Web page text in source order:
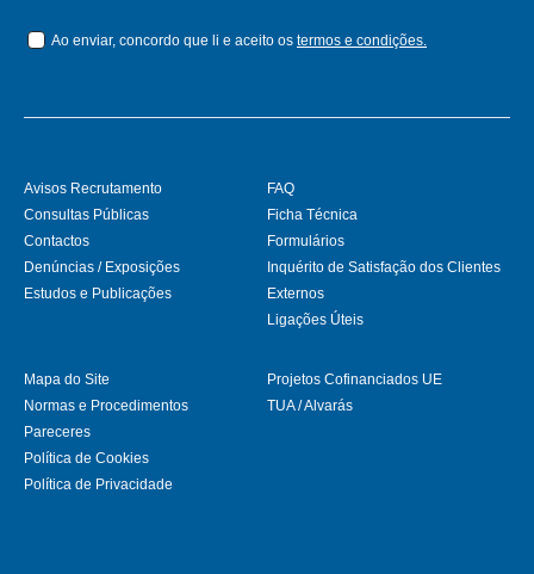
Ao enviar, concordo que li e aceito os termos e condições.
Avisos Recrutamento
Consultas Públicas
Contactos
Denúncias / Exposições
Estudos e Publicações
FAQ
Ficha Técnica
Formulários
Inquérito de Satisfação dos Clientes
Externos
Ligações Úteis
Mapa do Site
Normas e Procedimentos
Pareceres
Política de Cookies
Política de Privacidade
Projetos Cofinanciados UE
TUA / Alvarás